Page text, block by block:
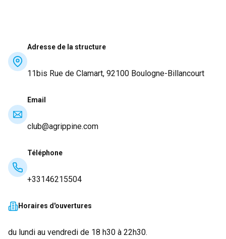
Adresse de la structure
11bis Rue de Clamart, 92100 Boulogne-Billancourt
Email
club@agrippine.com
Téléphone
+33146215504
Horaires d'ouvertures
du lundi au vendredi de 18 h30 à 22h30.